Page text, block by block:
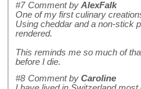
#7 Comment by AlexFalk
One of my first culinary
Using cheddar and a non-stick
rendered.
This reminds me so much of
before I die.
#8 Comment by Caroline